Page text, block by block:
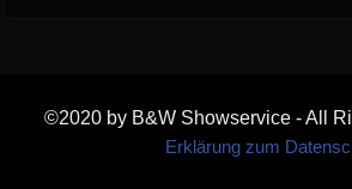
©2020 by B&W Showservice - All
Erklärung zum